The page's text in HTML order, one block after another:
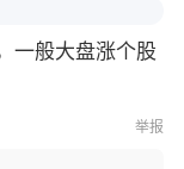
一般大盘涨个股
举报